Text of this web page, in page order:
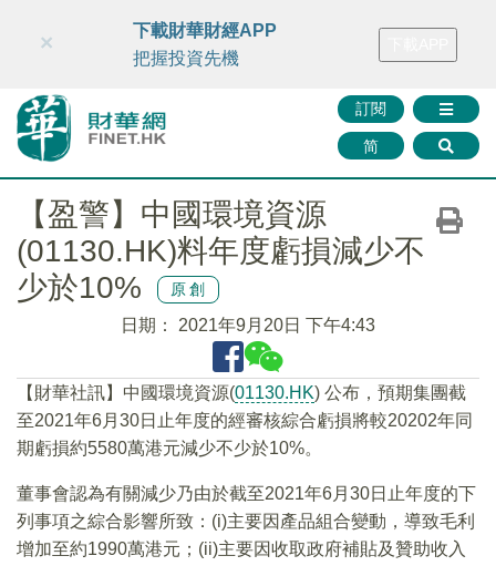
財華智庫網 FINTV FINMETA 財華證券 媒體矩陣
訂閱
简
×
下載財華財經APP
把握投資先機
【盈警】中國環境資源
(01130.HK)料年度虧損減少不
少於10%
原創
日期： 2021年9月20日 下午4:43
【財華社訊】中國環境資源(01130.HK) 公布，預期集團截
至2021年6月30日止年度的經審核綜合虧損將較20202年同
期虧損約5580萬港元減少不少於10%。
董事會認為有關減少乃由於截至2021年6月30日止年度的下
列事項之綜合影響所致：(i)主要因產品組合變動，導致毛利
增加至約1990萬港元；(ii)主要因收取政府補貼及贊助收入